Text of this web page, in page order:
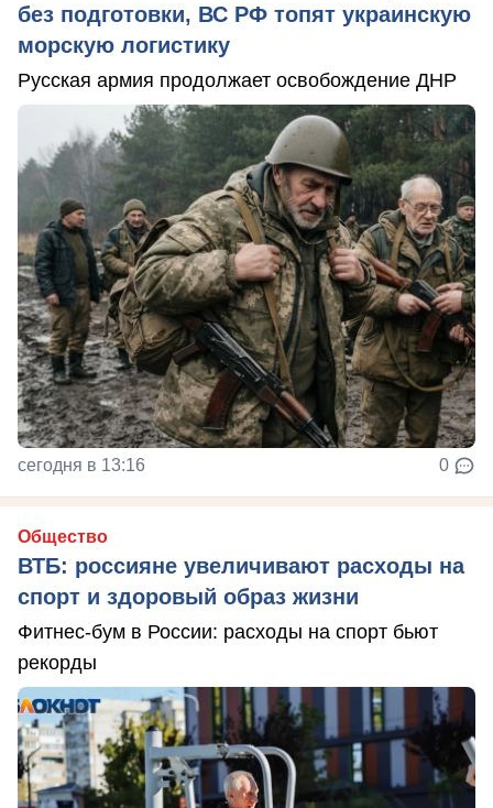
без подготовки, ВС РФ топят украинскую
морскую логистику
Русская армия продолжает освобождение ДНР
сегодня в 13:16 0
Общество
ВТБ: россияне увеличивают расходы на
спорт и здоровый образ жизни
Фитнес-бум в России: расходы на спорт бьют
рекорды